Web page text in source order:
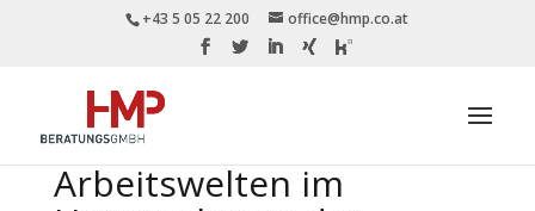
+43 5 05 22 200 office@hmp.co.at
Arbeitswelten im